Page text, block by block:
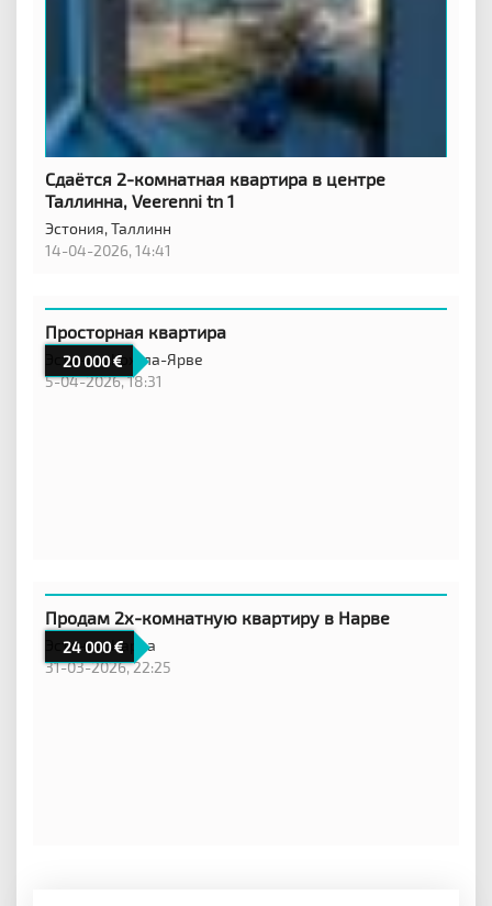
Сдаётся 2-комнатная квартира в центре
Таллинна, Veerenni tn 1
Эстония,Таллинн
14-04-2026, 14:41
20 000
Просторная квартира
Эстония,Кохтла-Ярве
5-04-2026, 18:31
24 000
Продам 2х-комнатную квартиру в Нарве
Эстония,Нарва
31-03-2026, 22:25